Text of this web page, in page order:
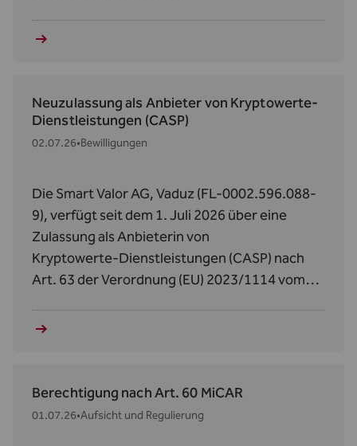
Neuzulassung als Anbieter von Kryptowerte-
Dienstleistungen (CASP)
02.07.26•Bewilligungen
Die Smart Valor AG, Vaduz (FL-0002.596.088-
9), verfügt seit dem 1. Juli 2026 über eine
Zulassung als Anbieterin von
Kryptowerte‑Dienstleistungen (CASP) nach
Art. 63 der Verordnung (EU) 2023/1114 vom
(MiCAR).
Berechtigung nach Art. 60 MiCAR
01.07.26•Aufsicht und Regulierung